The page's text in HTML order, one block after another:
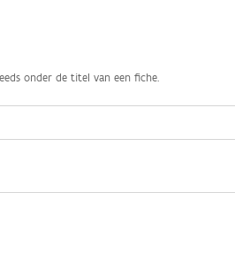
onder de titel van een fiche.